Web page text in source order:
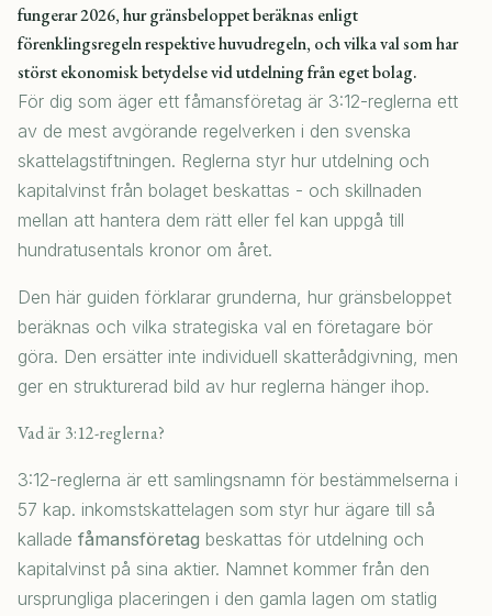
fungerar 2026, hur gränsbeloppet beräknas enligt
förenklingsregeln respektive huvudregeln, och vilka val som har
störst ekonomisk betydelse vid utdelning från eget bolag.
För dig som äger ett fåmansföretag är 3:12-reglerna ett
av de mest avgörande regelverken i den svenska
skattelagstiftningen. Reglerna styr hur utdelning och
kapitalvinst från bolaget beskattas - och skillnaden
mellan att hantera dem rätt eller fel kan uppgå till
hundratusentals kronor om året.
Den här guiden förklarar grunderna, hur gränsbeloppet
beräknas och vilka strategiska val en företagare bör
göra. Den ersätter inte individuell skatterådgivning, men
ger en strukturerad bild av hur reglerna hänger ihop.
Vad är 3:12-reglerna?
3:12-reglerna är ett samlingsnamn för bestämmelserna i
57 kap. inkomstskattelagen som styr hur ägare till så
kallade fåmansföretag beskattas för utdelning och
kapitalvinst på sina aktier. Namnet kommer från den
ursprungliga placeringen i den gamla lagen om statlig